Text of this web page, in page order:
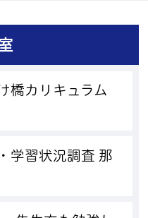
橋カリキュラム
学習状況調査 那